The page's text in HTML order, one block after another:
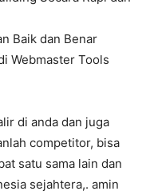
Baik dan Benar
Webmaster Tools
di anda dan juga
competitor, bisa
satu sama lain dan
sejahtera,. amin